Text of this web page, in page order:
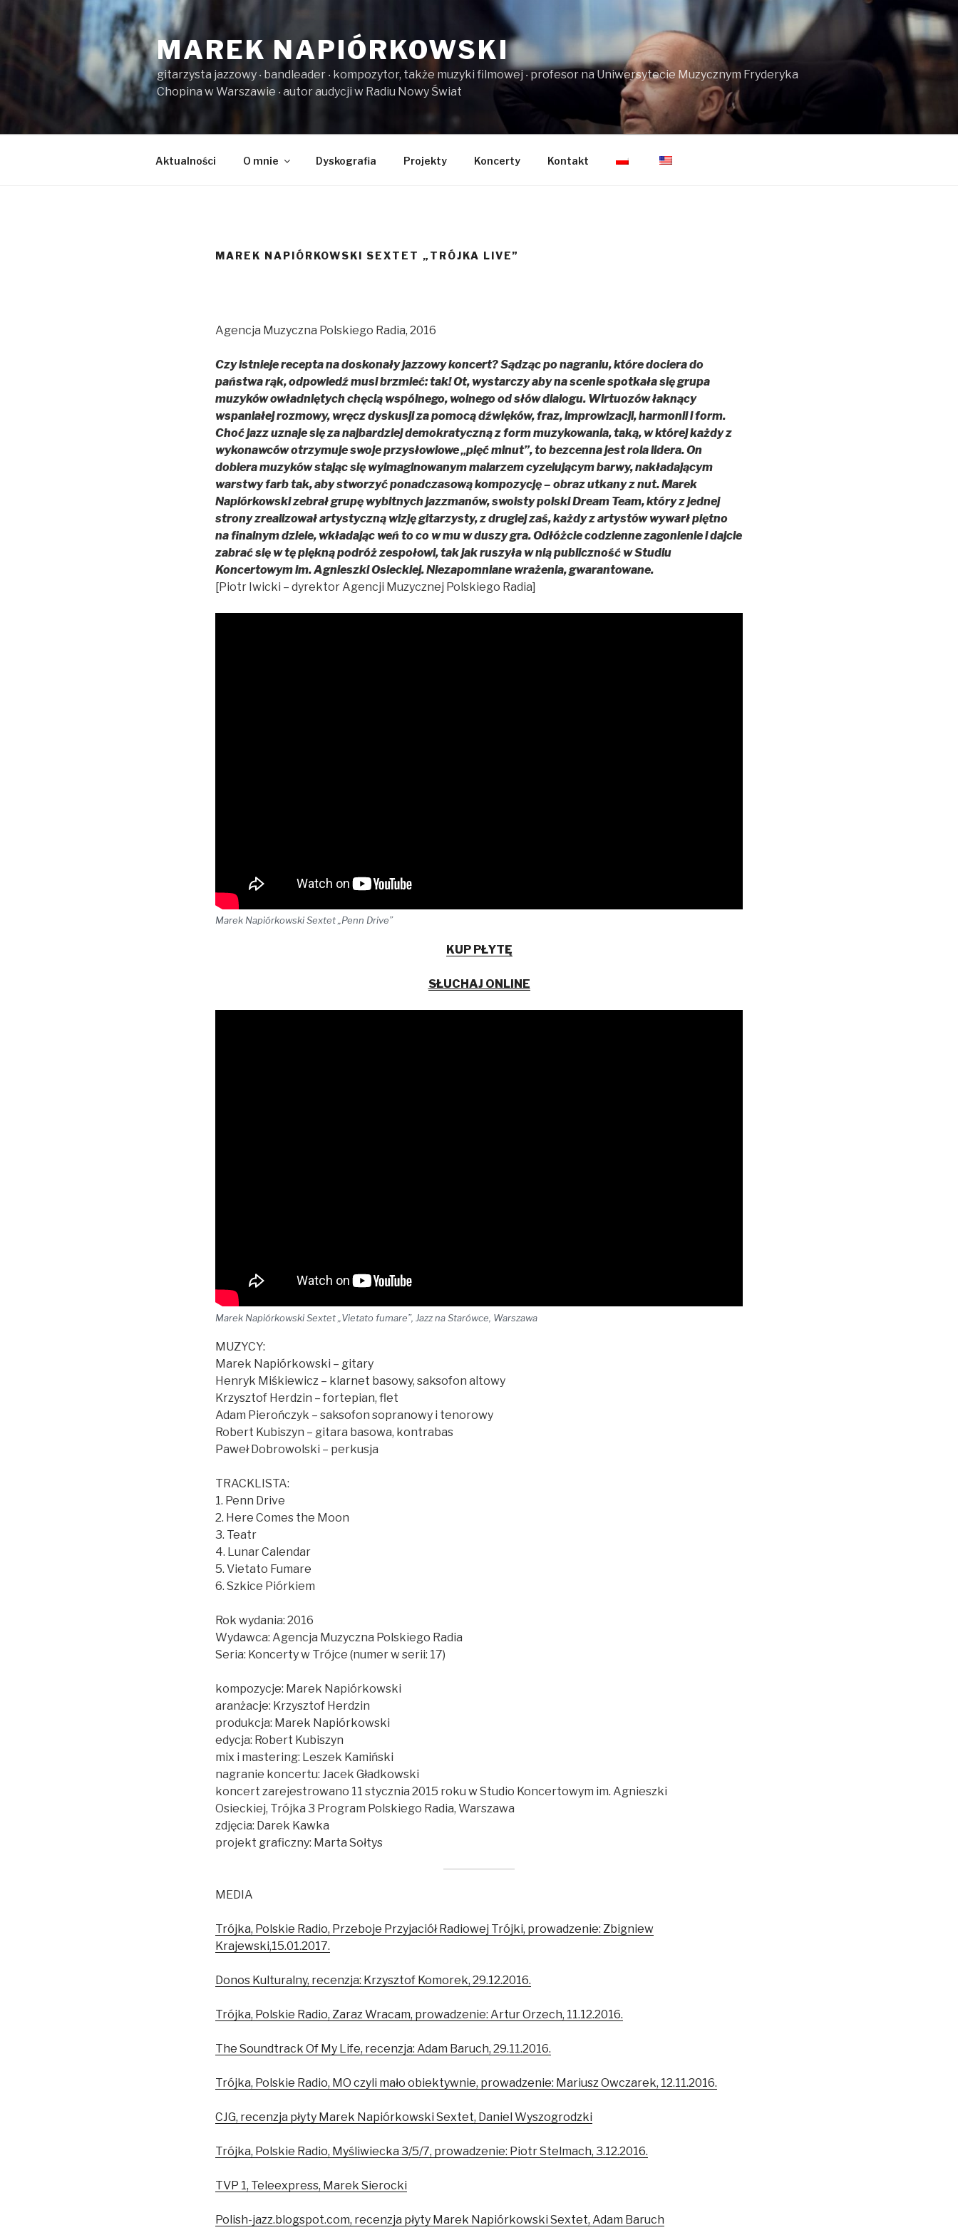
MAREK NAPIÓRKOWSKI
gitarzysta jazzowy ‧ bandleader ‧ kompozytor, także muzyki filmowej ‧ profesor na Uniwersytecie Muzycznym Fryderyka
Chopina w Warszawie ‧ autor audycji w Radiu Nowy Świat
Aktualności O mnie Dyskografia Projekty Koncerty Kontakt
MAREK NAPIÓRKOWSKI SEXTET „TRÓJKA LIVE”
Agencja Muzyczna Polskiego Radia, 2016
Czy istnieje recepta na doskonały jazzowy koncert? Sądząc po nagraniu, które dociera do
państwa rąk, odpowiedź musi brzmieć: tak! Ot, wystarczy aby na scenie spotkała się grupa
muzyków owładniętych chęcią wspólnego, wolnego od słów dialogu. Wirtuozów łaknący
wspaniałej rozmowy, wręcz dyskusji za pomocą dźwięków, fraz, improwizacji, harmonii i form.
Choć jazz uznaje się za najbardziej demokratyczną z form muzykowania, taką, w której każdy z
wykonawców otrzymuje swoje przysłowiowe „pięć minut”, to bezcenna jest rola lidera. On
dobiera muzyków stając się wyimaginowanym malarzem cyzelującym barwy, nakładającym
warstwy farb tak, aby stworzyć ponadczasową kompozycję – obraz utkany z nut. Marek
Napiórkowski zebrał grupę wybitnych jazzmanów, swoisty polski Dream Team, który z jednej
strony zrealizował artystyczną wizję gitarzysty, z drugiej zaś, każdy z artystów wywarł piętno
na finalnym dziele, wkładając weń to co w mu w duszy gra. Odłóżcie codzienne zagonienie i dajcie
zabrać się w tę piękną podróż zespołowi, tak jak ruszyła w nią publiczność w Studiu
Koncertowym im. Agnieszki Osieckiej. Niezapomniane wrażenia, gwarantowane.
[Piotr Iwicki – dyrektor Agencji Muzycznej Polskiego Radia]
Marek Napiórkowski Sextet „Penn Drive”
KUP PŁYTĘ
SŁUCHAJ ONLINE
Marek Napiórkowski Sextet „Vietato fumare”, Jazz na Starówce, Warszawa
MUZYCY:
Marek Napiórkowski – gitary
Henryk Miśkiewicz – klarnet basowy, saksofon altowy
Krzysztof Herdzin – fortepian, flet
Adam Pierończyk – saksofon sopranowy i tenorowy
Robert Kubiszyn – gitara basowa, kontrabas
Paweł Dobrowolski – perkusja
TRACKLISTA:
1. Penn Drive
2. Here Comes the Moon
3. Teatr
4. Lunar Calendar
5. Vietato Fumare
6. Szkice Piórkiem
Rok wydania: 2016
Wydawca: Agencja Muzyczna Polskiego Radia
Seria: Koncerty w Trójce (numer w serii: 17)
kompozycje: Marek Napiórkowski
aranżacje: Krzysztof Herdzin
produkcja: Marek Napiórkowski
edycja: Robert Kubiszyn
mix i mastering: Leszek Kamiński
nagranie koncertu: Jacek Gładkowski
koncert zarejestrowano 11 stycznia 2015 roku w Studio Koncertowym im. Agnieszki
Osieckiej, Trójka 3 Program Polskiego Radia, Warszawa
zdjęcia: Darek Kawka
projekt graficzny: Marta Sołtys
MEDIA
Trójka, Polskie Radio, Przeboje Przyjaciół Radiowej Trójki, prowadzenie: Zbigniew
Krajewski,15.01.2017.
Donos Kulturalny, recenzja: Krzysztof Komorek, 29.12.2016.
Trójka, Polskie Radio, Zaraz Wracam, prowadzenie: Artur Orzech, 11.12.2016.
The Soundtrack Of My Life, recenzja: Adam Baruch, 29.11.2016.
Trójka, Polskie Radio, MO czyli mało obiektywnie, prowadzenie: Mariusz Owczarek, 12.11.2016.
CJG, recenzja płyty Marek Napiórkowski Sextet, Daniel Wyszogrodzki
Trójka, Polskie Radio, Myśliwiecka 3/5/7, prowadzenie: Piotr Stelmach, 3.12.2016.
TVP 1, Teleexpress, Marek Sierocki
Polish-jazz.blogspot.com, recenzja płyty Marek Napiórkowski Sextet, Adam Baruch